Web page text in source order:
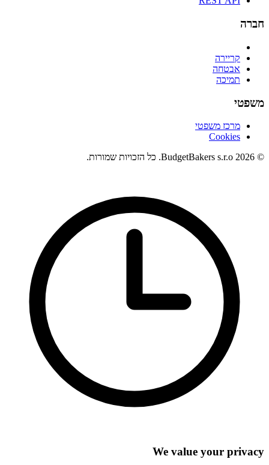
חברה
קריירה
אבטחה
תמיכה
משפטי
מרכז משפטי
Cookies
© 2026 BudgetBakers s.r.o. כל הזכויות שמורות.
We value your privacy